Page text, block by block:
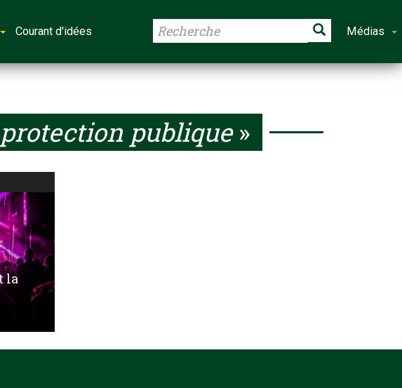
Courant d'idées Médias
protection publique»
la